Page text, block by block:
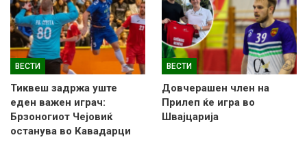
ВЕСТИ
Тиквеш задржа уште
еден важен играч:
Брзоногиот Чејовиќ
останува во Кавадарци
ВЕСТИ
Довчерашен член на
Прилеп ќе игра во
Швајцарија